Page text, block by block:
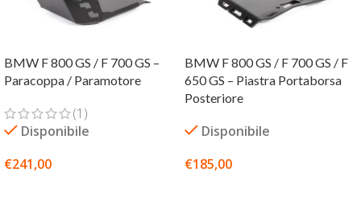
BMW F 800 GS / F 700 GS –
Paracoppa / Paramotore
(1)
Disponibile
€241,00
BMW F 800 GS / F 700 GS / F
650 GS – Piastra Portaborsa
Posteriore
Disponibile
€185,00